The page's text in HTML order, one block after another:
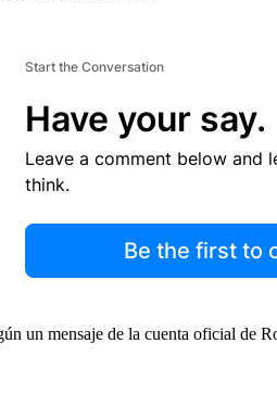
Start the Conversation
Have your say.
Leave a comment below and
think.
Be the first to
un mensaje de la cuenta oficial de